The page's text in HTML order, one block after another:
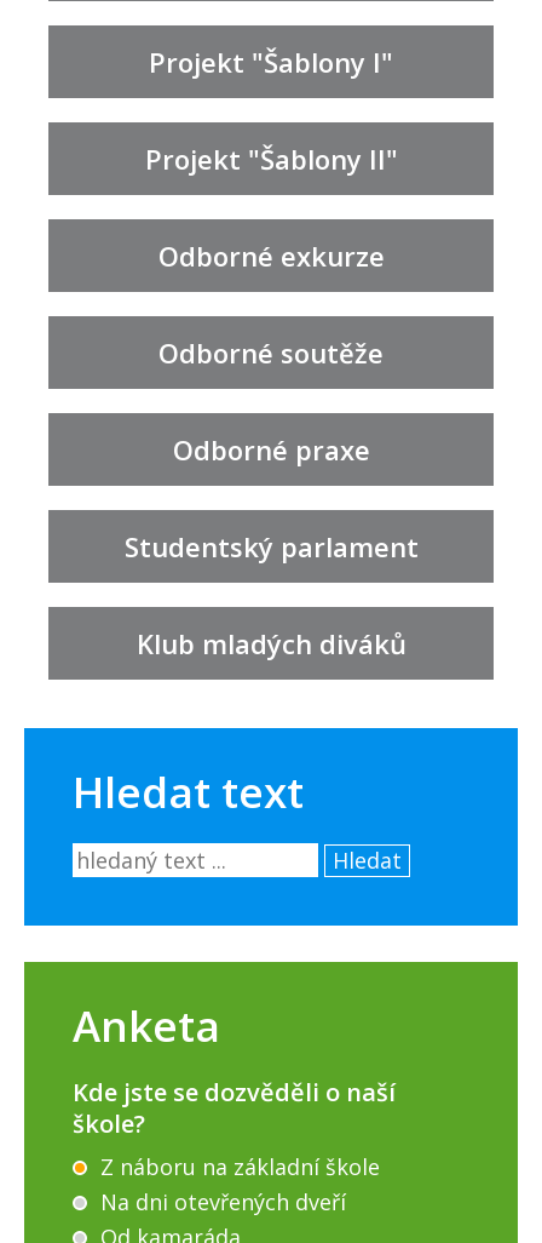
Projekt "Šablony I"
Projekt "Šablony II"
Odborné exkurze
Odborné soutěže
Odborné praxe
Studentský parlament
Klub mladých diváků
Hledat text
Hledat
Anketa
Kde jste se dozvěděli o naší
škole?
Z náboru na základní škole
Na dni otevřených dveří
Od kamaráda